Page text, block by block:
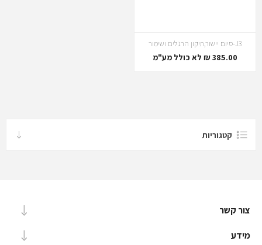
J3-סיום יישור,תיקון הרגלים ושימור
385.00 ₪ לא כולל מע"מ
קטגוריות
צור קשר
מידע